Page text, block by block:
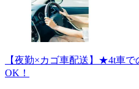
【夜勤×カゴ車配送】★4t車
OK！